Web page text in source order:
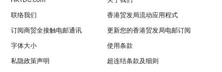
联络我们 香港贸发局流动应用程式
订阅商贸全接触电邮通讯 更新您的香港贸发局电邮订阅
字体大小 使用条款
私隐政策声明 超连结条款及细则